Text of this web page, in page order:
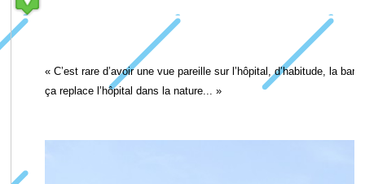
« C’est rare d’avoir une vue pareille sur l’hôpital, d’habitude, la
ça replace l’hôpital dans la nature... »